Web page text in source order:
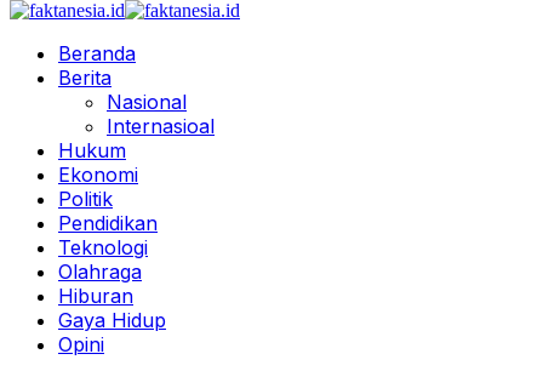
Beranda
Berita
Nasional
Internasioal
Hukum
Ekonomi
Politik
Pendidikan
Teknologi
Olahraga
Hiburan
Gaya Hidup
Opini